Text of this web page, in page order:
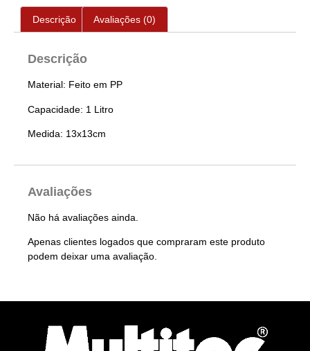
Descrição Avaliações (0)
Descrição
Material: Feito em PP
Capacidade: 1 Litro
Medida: 13x13cm
Avaliações
Não há avaliações ainda.
Apenas clientes logados que compraram este produto
podem deixar uma avaliação.